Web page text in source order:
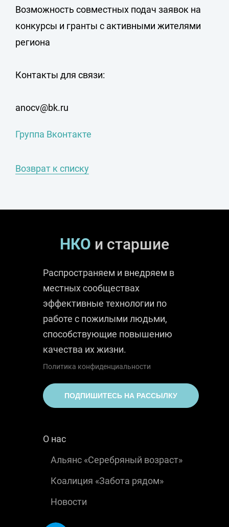
Возможность совместных подач заявок на
конкурсы и гранты с активными жителями
региона
Контакты для связи:
anocv@bk.ru
Группа Вконтакте
Возврат к списку
НКО и старшие
Распространяем и внедряем в
местных сообществах
эффективные технологии по
работе с пожилыми людьми,
способствующие повышению
качества их жизни.
Политика конфиденциальности
ПОДПИШИТЕСЬ НА РАССЫЛКУ
О нас
Альянс «Серебряный возраст»
Коалиция «Забота рядом»
Новости